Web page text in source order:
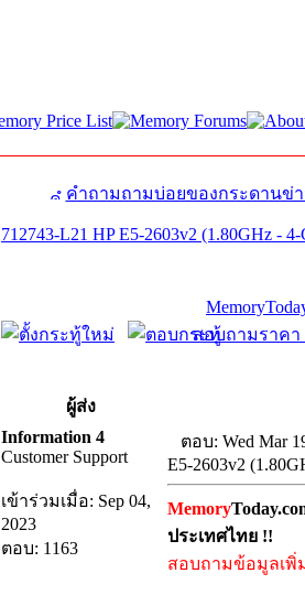
คำถามถามบ่อยของกระดานข่
712743-L21 HP E5-2603v2 (1.80GHz -
สอบถามราคา
ผู้ส่ง
Information 4
Customer Support
เข้าร่วมเมื่อ: Sep 04,
2023
ตอบ: 1163
ตอบ: Wed Mar
E5-2603v2
Memory
ประเทศไทย !!
สอบถามข้อมูลเพิ่